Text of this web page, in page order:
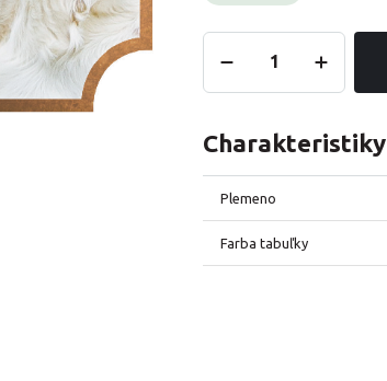
Charakteristiky
Plemeno
Farba tabuľky